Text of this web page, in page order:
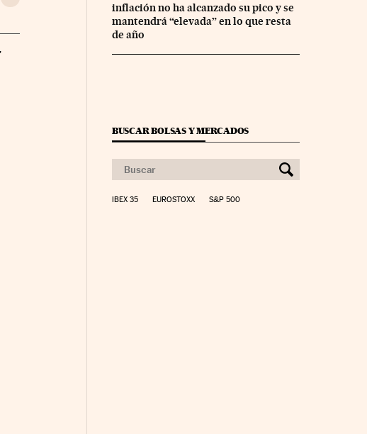
inflación no ha alcanzado su pico y se
mantendrá “elevada” en lo que resta
de año
BUSCAR BOLSAS Y MERCADOS
IBEX 35 EUROSTOXX S&P 500